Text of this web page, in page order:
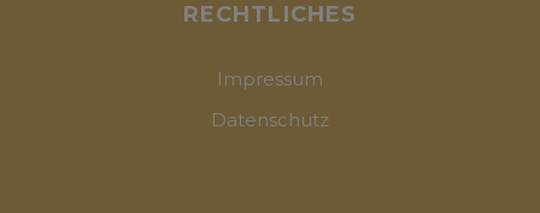
RECHTLICHES
Impressum
Datenschutz